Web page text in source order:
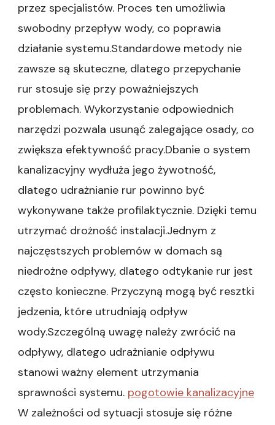
przez specjalistów. Proces ten umożliwia
swobodny przepływ wody, co poprawia
działanie systemu.Standardowe metody nie
zawsze są skuteczne, dlatego przepychanie
rur stosuje się przy poważniejszych
problemach. Wykorzystanie odpowiednich
narzędzi pozwala usunąć zalegające osady, co
zwiększa efektywność pracy.Dbanie o system
kanalizacyjny wydłuża jego żywotność,
dlatego udrażnianie rur powinno być
wykonywane także profilaktycznie. Dzięki temu
utrzymać drożność instalacji.Jednym z
najczęstszych problemów w domach są
niedrożne odpływy, dlatego odtykanie rur jest
często konieczne. Przyczyną mogą być resztki
jedzenia, które utrudniają odpływ
wody.Szczególną uwagę należy zwrócić na
odpływy, dlatego udrażnianie odpływu
stanowi ważny element utrzymania
sprawności systemu. pogotowie kanalizacyjne
W zależności od sytuacji stosuje się różne